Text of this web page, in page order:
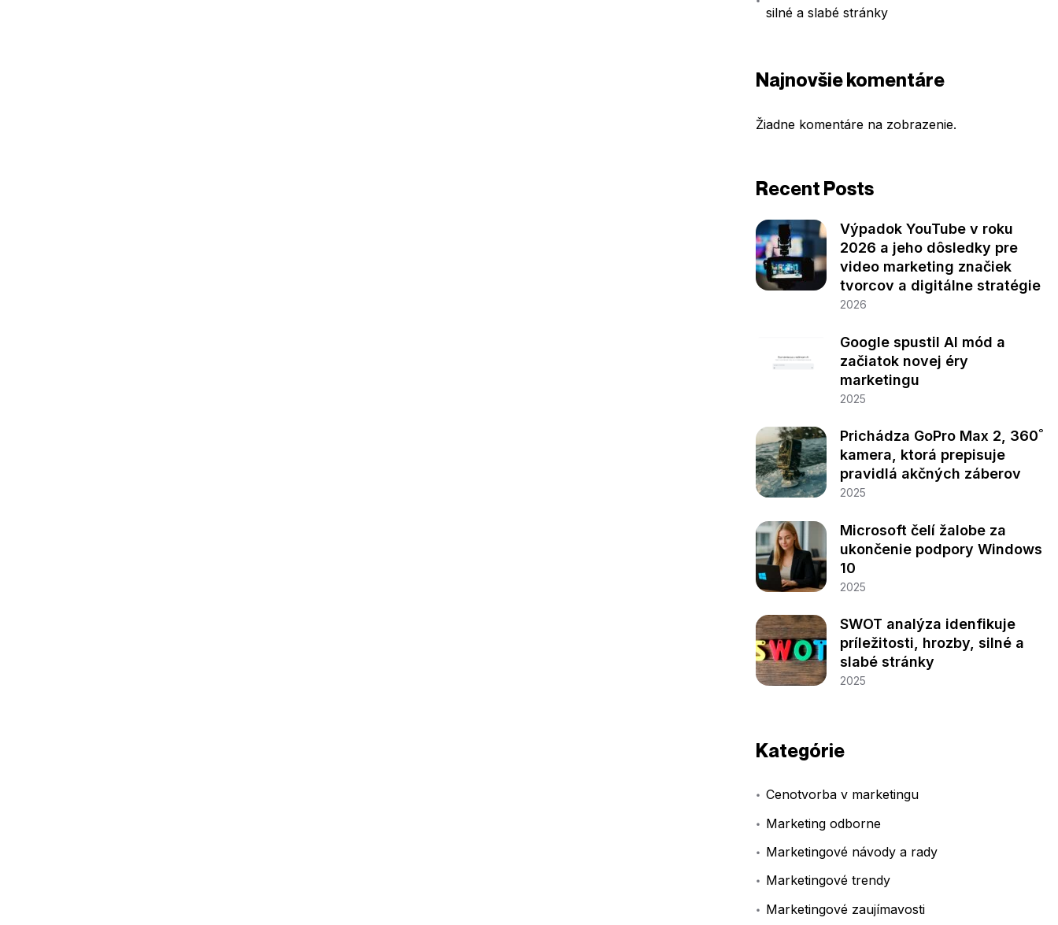
silné a slabé stránky
Najnovšie komentáre
Žiadne komentáre na zobrazenie.
Recent Posts
Výpadok YouTube v roku
2026 a jeho dôsledky pre
video marketing značiek
tvorcov a digitálne stratégie
2026
Google spustil AI mód a
začiatok novej éry
marketingu
2025
Prichádza GoPro Max 2, 360˚
kamera, ktorá prepisuje
pravidlá akčných záberov
2025
Microsoft čelí žalobe za
ukončenie podpory Windows
10
2025
SWOT analýza idenfikuje
príležitosti, hrozby, silné a
slabé stránky
2025
Kategórie
Cenotvorba v marketingu
Marketing odborne
Marketingové návody a rady
Marketingové trendy
Marketingové zaujímavosti